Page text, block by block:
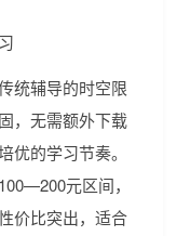
统辅导的时空限
，无需额外下载
优的学习节奏。
元区间，
价比突出，适合